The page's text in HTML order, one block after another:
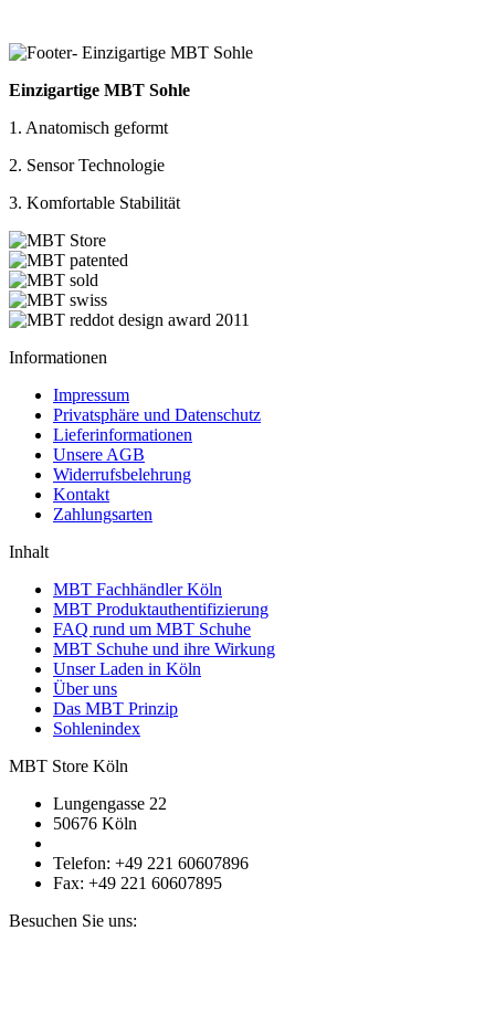
Einzigartige MBT Sohle
1. Anatomisch geformt
2. Sensor Technologie
3. Komfortable Stabilität
Informationen
Impressum
Privatsphäre und Datenschutz
Lieferinformationen
Unsere AGB
Widerrufsbelehrung
Kontakt
Zahlungsarten
Inhalt
MBT Fachhändler Köln
MBT Produktauthentifizierung
FAQ rund um MBT Schuhe
MBT Schuhe und ihre Wirkung
Unser Laden in Köln
Über uns
Das MBT Prinzip
Sohlenindex
MBT Store Köln
Lungengasse 22
50676 Köln
Telefon: +49 221 60607896
Fax: +49 221 60607895
Besuchen Sie uns: